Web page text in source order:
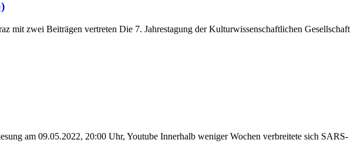
zwei Bei­trä­gen ver­tre­ten Die 7. Jah­res­ta­gung der Kul­tur­wis­sen­schaft­li­chen Gesell­schaft
am 09.05.2022, 20:00 Uhr, You­tube Inner­halb weni­ger Wochen ver­brei­te­te sich SARS-